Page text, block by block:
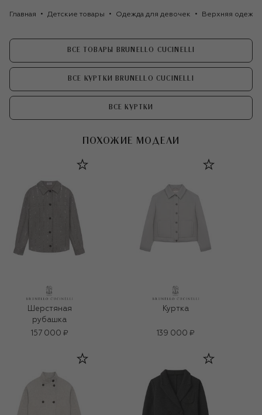
Главная Детские товары Одежда для девочек Верхняя
ВСЕ ТОВАРЫ BRUNELLO CUCINELLI
ВСЕ КУРТКИ BRUNELLO CUCINELLI
ВСЕ КУРТКИ
ПОХОЖИЕ МОДЕЛИ
Шерстяная
рубашка
157 000 ₽
Куртка
139 000 ₽